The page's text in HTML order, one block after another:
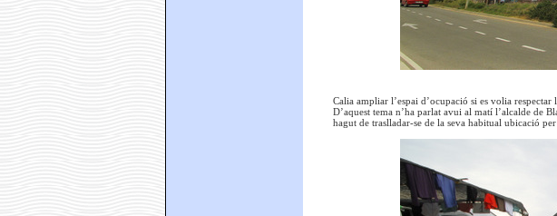
Calia ampliar l’espai d’ocupació si es volia
D’aquest tema n’ha parlat avui al matí l’alcalde de
hagut de traslladar-se de la seva habitual ubicació